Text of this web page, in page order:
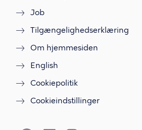
Job
Tilgængelighedserklæring
Om hjemmesiden
English
Cookiepolitik
Cookieindstillinger